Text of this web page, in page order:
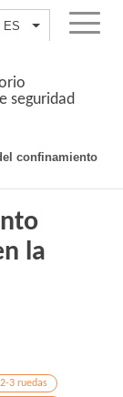
ES List additional
Menu
seguridad
confinamiento
la
3 ruedas